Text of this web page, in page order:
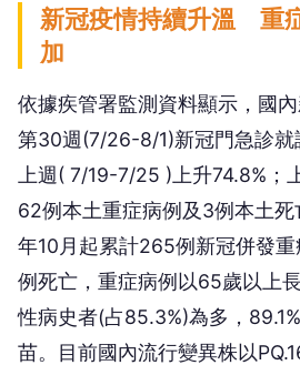
新冠疫情持續升溫 重
加
依據疾管署監測資料顯示，國
第30週(7/26-8/1)新冠門急診
上週( 7/19-7/25 )上升74.8%
62例本土重症病例及3例本土
年10月起累計265例新冠併發
例死亡，重症病例以65歲以上
性病史者(占85.3%)為多，
苗。目前國內流行變異株以